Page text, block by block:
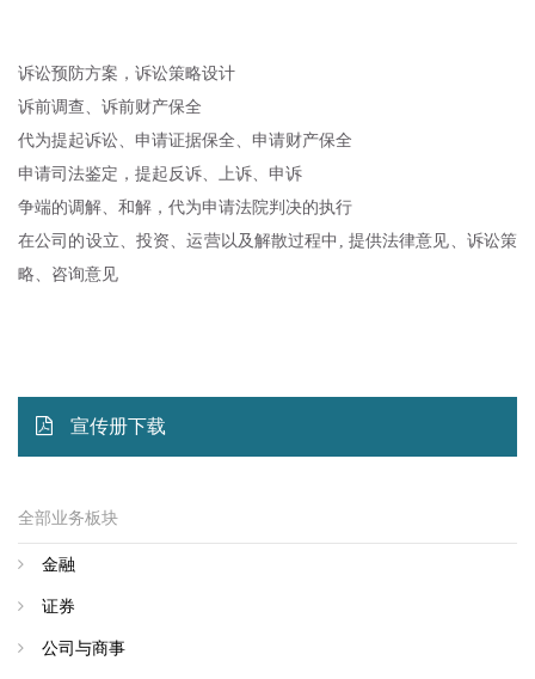
诉讼预防方案，诉讼策略设计
诉前调查、诉前财产保全
代为提起诉讼、申请证据保全、申请财产保全
申请司法鉴定，提起反诉、上诉、申诉
争端的调解、和解，代为申请法院判决的执行
在公司的设立、投资、运营以及解散过程中 , 提供法律意见、诉讼策
略、咨询意见
宣传册下载
全部业务板块
金融
证券
公司与商事